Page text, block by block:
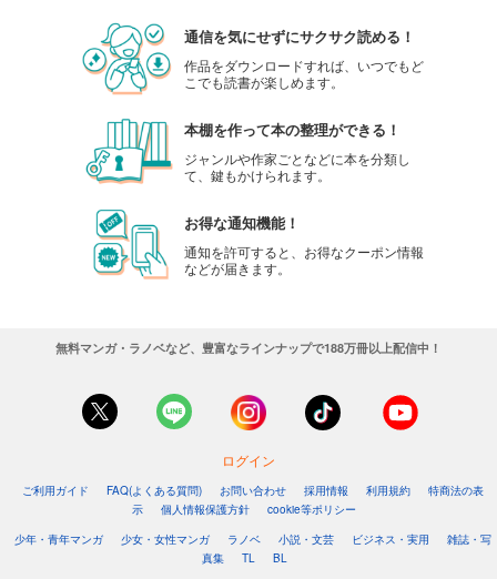
通信を気にせずにサクサク読める！
作品をダウンロードすれば、いつでもど
こでも読書が楽しめます。
本棚を作って本の整理ができる！
ジャンルや作家ごとなどに本を分類し
て、鍵もかけられます。
お得な通知機能！
通知を許可すると、お得なクーポン情報
などが届きます。
無料マンガ・ラノベなど、豊富なラインナップで188万冊以上配信中！
ログイン
ご利用ガイド FAQ(よくある質問) お問い合わせ 採用情報 利用規約
特商法の表
示
個人情報保護方針
cookie等ポリシー
少年・青年マンガ
少女・女性マンガ ラノベ 小説・文芸 ビジネス・実用
雑誌・写
真集
TL BL